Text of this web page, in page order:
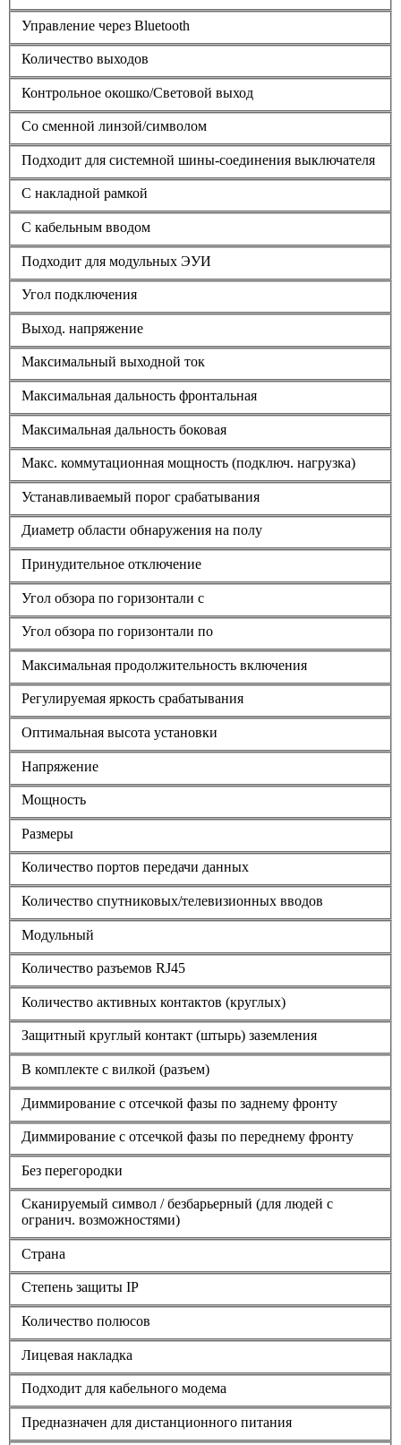
Управление через Bluetooth
Количество выходов
Контрольное окошко/Световой выход
Со сменной линзой/символом
Подходит для системной шины-соединения выключателя
С накладной рамкой
С кабельным вводом
Подходит для модульных ЭУИ
Угол подключения
Выход. напряжение
Максимальный выходной ток
Максимальная дальность фронтальная
Максимальная дальность боковая
Макс. коммутационная мощность (подключ. нагрузка)
Устанавливаемый порог срабатывания
Диаметр области обнаружения на полу
Принудительное отключение
Угол обзора по горизонтали с
Угол обзора по горизонтали по
Максимальная продолжительность включения
Регулируемая яркость срабатывания
Оптимальная высота установки
Напряжение
Мощность
Размеры
Количество портов передачи данных
Количество спутниковых/телевизионных вводов
Модульный
Количество разъемов RJ45
Количество активных контактов (круглых)
Защитный круглый контакт (штырь) заземления
В комплекте с вилкой (разъем)
Диммирование с отсечкой фазы по заднему фронту
Диммирование с отсечкой фазы по переднему фронту
Без перегородки
Сканируемый символ / безбарьерный (для людей с
огранич. возможностями)
Страна
Степень защиты IP
Количество полюсов
Лицевая накладка
Подходит для кабельного модема
Предназначен для дистанционного питания